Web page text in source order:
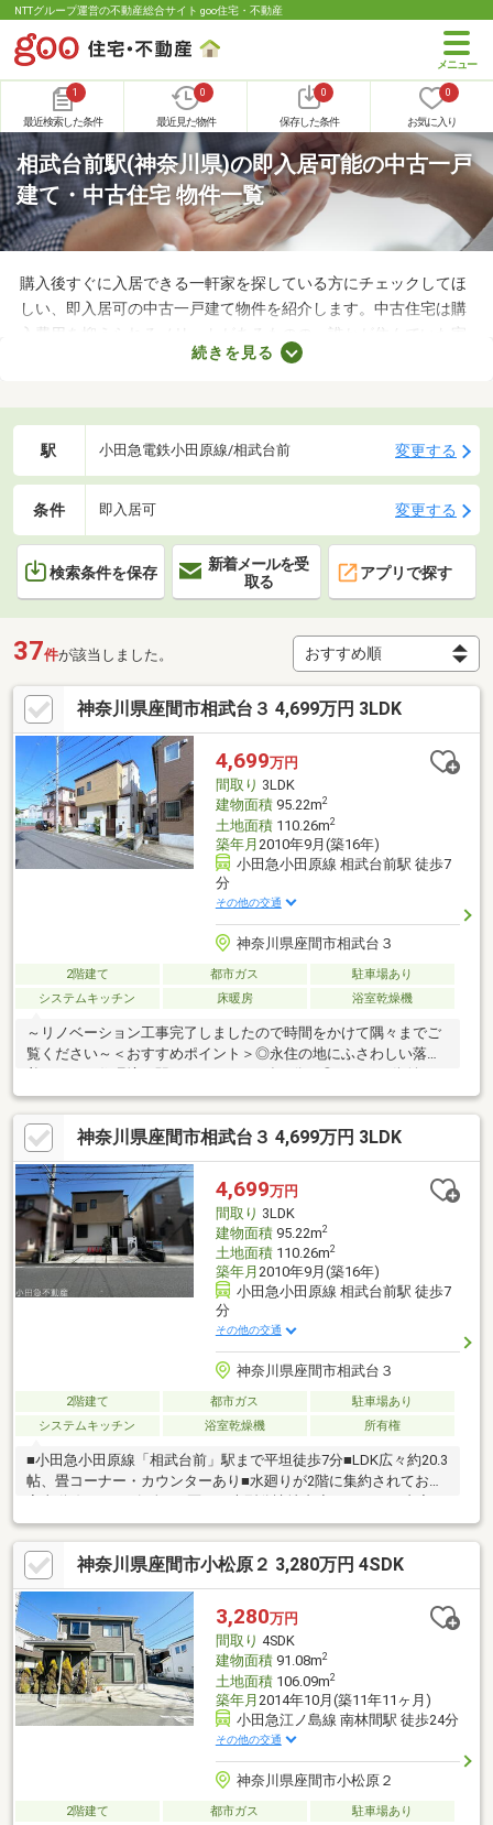
NTTグループ運営の不動産総合サイト goo住宅・不動産
1
最近検索した条件
0
最近見た物件
0
保存した条件
0
お気に入り
相武台前駅(神奈川県)の即入居可能の中古一戸
建て・中古住宅 物件一覧
購入後すぐに入居できる一軒家を探している方にチェックしてほ
しい、即入居可の中古一戸建て物件を紹介します。中古住宅は購
入費用を抑えられるメリットがあるものの、誰かが住んでいた家
なのでクリーニングが必須。即入居可の物件はクリーニング済み
ならない方は、即入居可の物件から気になる家を見つけてくださ
続きを見る
駅 小田急電鉄小田原線/相武台前 変更する
条件 即入居可 変更する
検索条件を保存
新着メールを受
取る
アプリで探す
37件が該当しました。
神奈川県座間市相武台３ 4,699万円 3LDK
4,699万円
間取り 3LDK
建物面積95.22m2
土地面積110.26m2
築年月 2010年9月(築16年)
小田急小田原線 相武台前駅 徒歩7
分
その他の交通
神奈川県座間市相武台３
2階建て 都市ガス
駐車場あり
システムキッチン
床暖房 浴室乾燥機
～リノベーション工事完了しましたので時間をかけて隅々までご
覧ください～＜おすすめポイント＞◎永住の地にふさわしい落ち
広がる全128区画の開発分譲地内！道路幅員は広々6ｍ！◎吹抜け
天井が魅力の広いリビングルーム♪ガーデニングが楽しめる小庭あ
り。◎タタミコーナー、サニタリールーム、家事コーナー、シュ
ーズインクローゼット付！◎アイランドキッチン、床暖房、浴室
乾燥など充実の住宅設備類が整っています。◎学校関係や公園、
商業施設、病院、役所などが整った利便性に優れた立地！＜交通
アクセス＞ 小田急小田原線「相武台前」駅徒歩7分
神奈川県座間市相武台３ 4,699万円 3LDK
4,699万円
間取り 3LDK
建物面積95.22m2
土地面積110.26m2
築年月 2010年9月(築16年)
小田急小田原線 相武台前駅 徒歩7
分
その他の交通
神奈川県座間市相武台３
2階建て 都市ガス
駐車場あり
システムキッチン
浴室乾燥機 所有権
■小田急小田原線「相武台前」駅まで平坦徒歩7分■LDK広々約20.3
帖、畳コーナー・カウンターあり■水廻りが2階に集約されており
◆【水廻り】浴室、キッチン、洗面化粧台、洗濯用水栓、トイレ
【床・壁・天井】フローリング張(LDK、洋室全室、廊下、玄関)、
CF張(洗面室、1・2階トイレ)、クロス貼【外装】外壁・屋根塗装
【その他】照明器具、スイッチ・コンセント、建具、インターホ
ン、ハウスクリーニング◆周辺環境◆・業務スーパー相武台店ま
で徒歩3分・スーパー三和相武台店まで徒歩5分・座間市立相武台
東小学校まで徒歩5分
神奈川県座間市小松原２ 3,280万円 4SDK
3,280万円
間取り 4SDK
建物面積91.08m2
土地面積106.09m2
築年月 2014年10月(築11年11ヶ月)
小田急江ノ島線 南林間駅 徒歩24分
その他の交通
神奈川県座間市小松原２
2階建て 都市ガス
駐車場あり